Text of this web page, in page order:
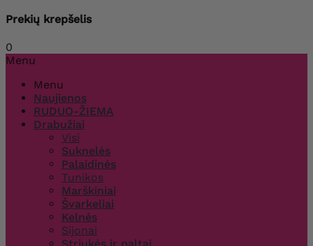
Prekių krepšelis
0
Menu
Menu
Naujienos
RUDUO-ŽIEMA
Drabužiai
Visi
Suknelės
Palaidinės
Tunikos
Marškiniai
Švarkeliai
Kelnės
Sijonai